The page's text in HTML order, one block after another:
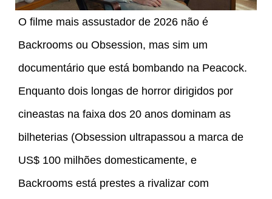
O filme mais assustador de 2026 não é
Backrooms ou Obsession, mas sim um
documentário que está bombando na Peacock.
Enquanto dois longas de horror dirigidos por
cineastas na faixa dos 20 anos dominam as
bilheterias (Obsession ultrapassou a marca de
US$ 100 milhões domesticamente, e
Backrooms está prestes a rivalizar com